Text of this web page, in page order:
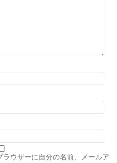
ウザーに自分の名前、メールア